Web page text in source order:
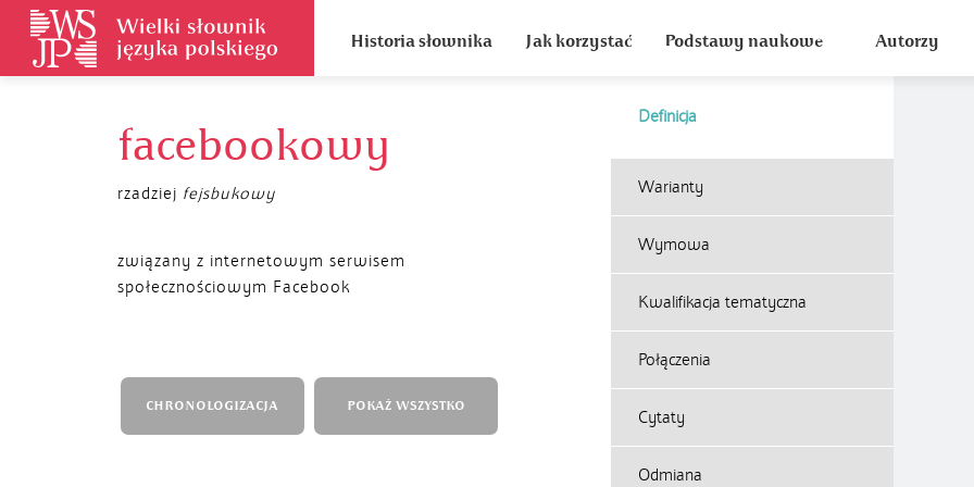
Historia słownika Jak korzystać Podstawy naukowe Autorzy
facebookowy
rzadziej fejsbukowy
Definicja
związany z internetowym serwisem
społecznościowym Facebook
Warianty
Wymowa
Kwalifikacja tematyczna
Połączenia
Cytaty
Odmiana
CHRONOLOGIZACJA POKAŻ WSZYSTKO